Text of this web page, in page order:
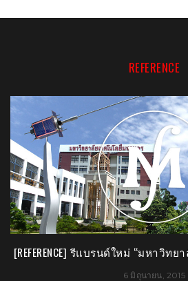
REFERENCE
[REFERENCE] เปิดตัวเว็บไซต์ใ
22 กุมภาพันธ์, 2015